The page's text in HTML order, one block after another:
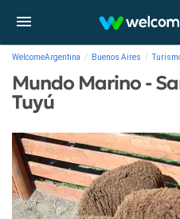
WelcomeArgentina Buenos Aires
Mundo Marino -
Tuyú